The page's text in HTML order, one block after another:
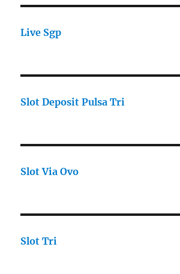
Live Sgp
Slot Deposit Pulsa Tri
Slot Via Ovo
Slot Tri